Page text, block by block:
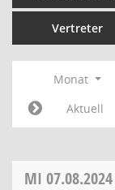
Vertreter
Monat
Aktuell
MI 07.08.2024